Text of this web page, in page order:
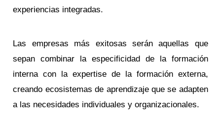
experiencias integradas.
Las empresas más exitosas serán aquellas que
sepan combinar la especificidad de la formación
interna con la expertise de la formación externa,
creando ecosistemas de aprendizaje que se adapten
a las necesidades individuales y organizacionales.